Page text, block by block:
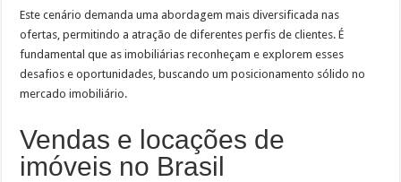
Este cenário demanda uma abordagem mais diversificada nas
ofertas, permitindo a atração de diferentes perfis de clientes. É
fundamental que as imobiliárias reconheçam e explorem esses
desafios e oportunidades, buscando um posicionamento sólido no
mercado imobiliário.
Vendas e locações de
imóveis no Brasil